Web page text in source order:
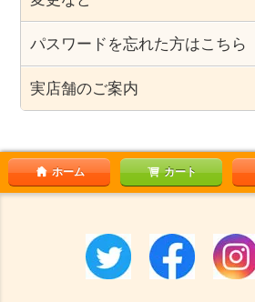
パスワードを忘れた方はこちら
実店舗のご案内
ホーム カート